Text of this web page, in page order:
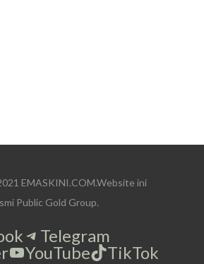
EMASKINI.COM.Website ini
Public Gold Group.
Telegram
YouTube
TikTok